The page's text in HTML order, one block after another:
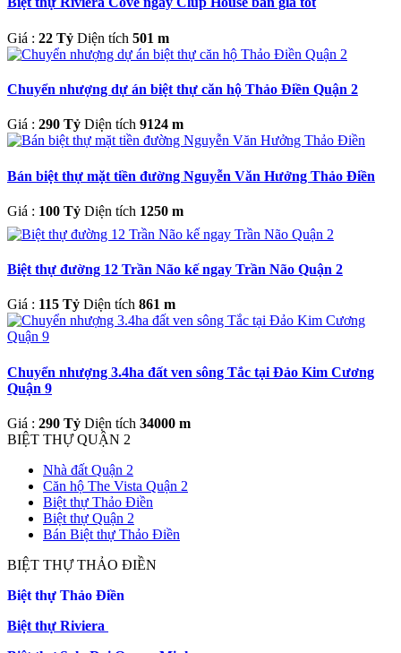
Giá : 22 Tỷ Diện tích 501 m
Chuyển nhượng dự án biệt thự căn hộ Thảo Điền Quận 2
Giá : 290 Tỷ Diện tích 9124 m
Bán biệt thự mặt tiền đường Nguyễn Văn Hưởng Thảo Điền
Giá : 100 Tỷ Diện tích 1250 m
Biệt thự đường 12 Trần Não kế ngay Trần Não Quận 2
Giá : 115 Tỷ Diện tích 861 m
Chuyển nhượng 3.4ha đất ven sông Tắc tại Đảo Kim Cương
Quận 9
Giá : 290 Tỷ Diện tích 34000 m
BIỆT THỰ QUẬN 2
Nhà đất Quận 2
Căn hộ The Vista Quận 2
Biệt thự Thảo Điền
Biệt thự Quận 2
Bán Biệt thự Thảo Điền
BIỆT THỰ THẢO ĐIỀN
Biệt thự Thảo Điền
Biệt thự Riviera